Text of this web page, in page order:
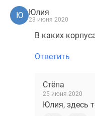
Ю Юлия
23 июня 2020
В каких
Ответить
Стёпа
25 июня 2020
Юлия, здесь